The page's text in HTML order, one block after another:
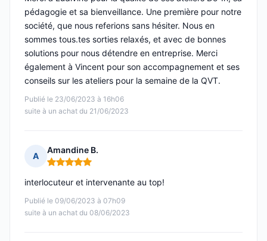
Publié le 23/06/2023 à 16h06
suite à un achat du 21/06/2023
pédagogie et sa bienveillance. Une première pour notre
société, que nous referions sans hésiter. Nous en
sommes tous.tes sorties relaxés, et avec de bonnes
solutions pour nous détendre en entreprise. Merci
également à Vincent pour son accompagnement et ses
conseils sur les ateliers pour la semaine de la QVT.
A
Amandine B.
Note : 5 sur 5
Publié le 09/06/2023 à 07h09
suite à un achat du 08/06/2023
interlocuteur et intervenante au top!